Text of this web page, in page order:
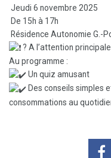
Jeudi 6 novembre 2025
De 15h à 17h
Résidence Autonomie G.-
? A l’attention
Au programme :
Un quiz amusant
Des conseils simples
consommations au